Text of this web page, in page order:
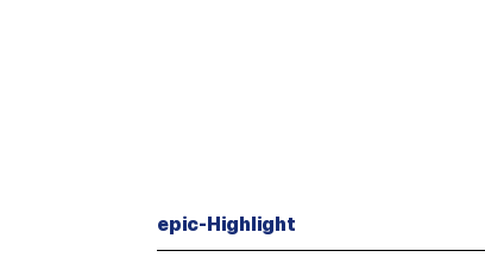
epic-Highlight